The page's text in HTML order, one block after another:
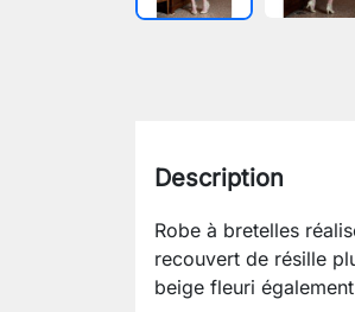
Description
Robe à bretelles
recouvert de résille
beige fleuri